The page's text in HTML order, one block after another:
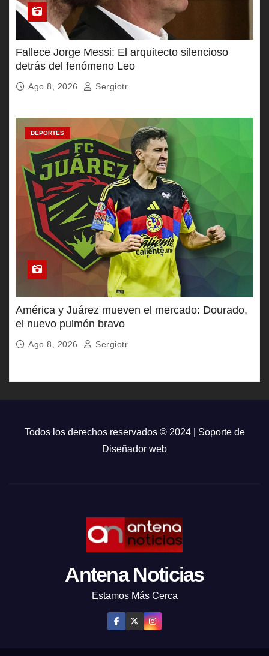
Fallece Jorge Messi: El arquitecto silencioso
detrás del fenómeno Leo
Ago 8, 2026 Sergiotr
DEPORTES
América y Juárez mueven el mercado: Dourado,
el nuevo pulmón bravo
Ago 8, 2026 Sergiotr
Todos los derechos reservados © 2024 | Soporte de
Diseñador web
Antena Noticias
Estamos Más Cerca